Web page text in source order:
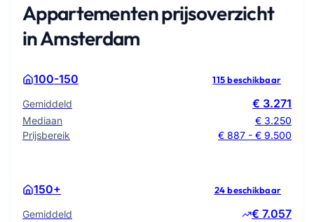
Appartementen prijsoverzicht
in Amsterdam
100-150 115 beschikbaar
Gemiddeld € 3.271
Mediaan
€ 3.250
Prijsbereik
€ 887 - € 9.500
150+ 24 beschikbaar
Gemiddeld € 7.057